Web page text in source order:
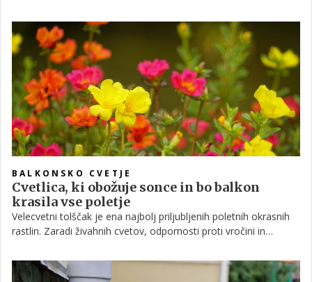
za šibko in rumenkasto travo, vendar strokovnjaki opozarjajo,
da učinki niso vedno enaki in so odvisni od tal.
BALKONSKO CVETJE
Cvetlica, ki obožuje sonce in bo balkon
krasila vse poletje
Velecvetni tolščak je ena najbolj priljubljenih poletnih okrasnih
rastlin. Zaradi živahnih cvetov, odpornosti proti vročini in
vrtove. Z nekaj pravilne nege lahko cveti več mesecev in ustvari
pravo barvno razkošje.